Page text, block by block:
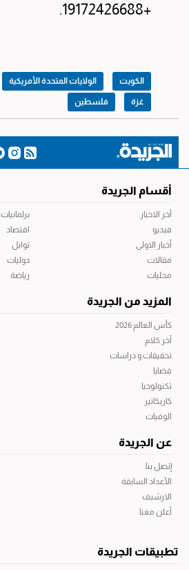
+19172426688.
الكويت الولايات المتحدة الأمريكية
غزة فلسطين
أقسام الجريدة
آخر الاخبار
فيديو
أخبار الاولى
مقالات
محليات
برلمانيات
اقتصاد
توابل
دوليات
رياضة
المزيد من الجريدة
كأس العالم 2026
آخر كلام
تحقيقات و دراسات
قضايا
تكنولوجيا
كاريكاتير
الوفيات
عن الجريدة
إتصل بنا
الأعداد السابقة
الارشيف
أعلن معنا
تطبيقات الجريدة